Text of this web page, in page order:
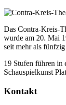
Das Contra-Kreis-
wurde am 20. Mai
seit mehr als
19 Stufen führen in
Schauspielkunst
Kontakt